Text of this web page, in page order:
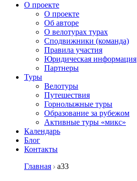
О проекте
О проекте
Об авторе
О велотурах турах
Сподвижники (команда)
Правила участия
Юридическая информация
Партнеры
Туры
Велотуры
Путешествия
Горнолыжные туры
Образование за рубежом
Активные туры «микс»
Календарь
Блог
Контакты
Главная
а33